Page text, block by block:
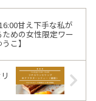
甘え下手な私が
めの女性限定ワー
こ】